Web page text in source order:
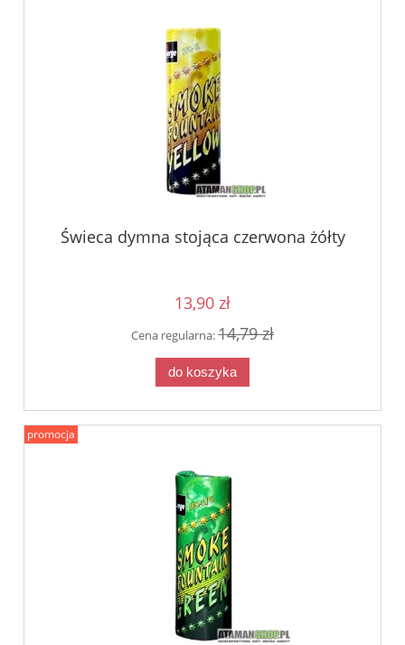
Świeca dymna stojąca czerwona żółty
13,90 zł
Cena regularna:14,79 zł
do koszyka
promocja